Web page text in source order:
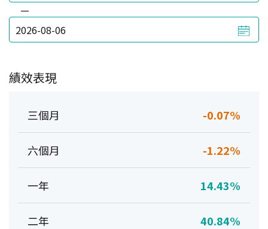
—
績效表現
三個月 -0.07%
六個月 -1.22%
一年 14.43%
二年 40.84%